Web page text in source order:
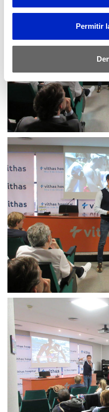
Permitir